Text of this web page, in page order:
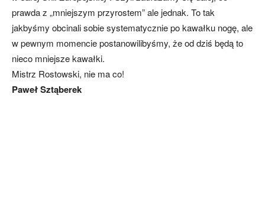
prawda z „mniejszym przyrostem” ale jednak. To tak
jakbyśmy obcinali sobie systematycznie po kawałku nogę, ale
w pewnym momencie postanowilibyśmy, że od dziś będą to
nieco mniejsze kawałki.
Mistrz Rostowski, nie ma co!
Paweł Sztąberek